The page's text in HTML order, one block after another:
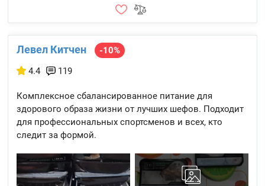
Левел Китчен
-10%
4.4
119
Комплексное сбалансированное питание для
здорового образа жизни от лучших шефов. Подходит
для профессиональных спортсменов и всех, кто
следит за формой.